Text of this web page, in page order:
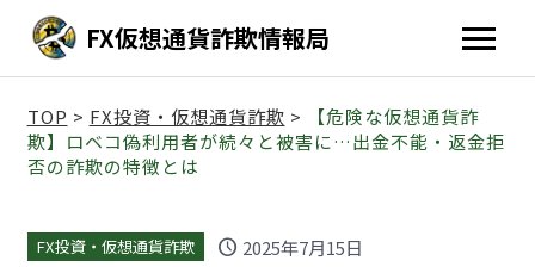
FX仮想通貨詐欺情報局
TOP > FX投資・仮想通貨詐欺 >
【危険な仮想通貨詐
欺】ロベコ偽利用者が続々と被害に…出金不能・返金拒
否の詐欺の特徴とは
FX投資・仮想通貨詐欺 schedule 2025年7月15日